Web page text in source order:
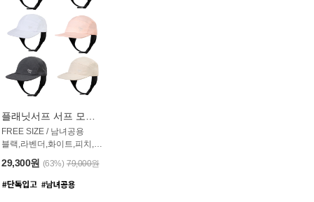
플래닛서프 서프 모자 UAC007PS
FREE SIZE / 남녀공용
블랙,라벤더,화이트,피치,그레이,오트밀 6컬러
29,300원 (63%) 79,000원